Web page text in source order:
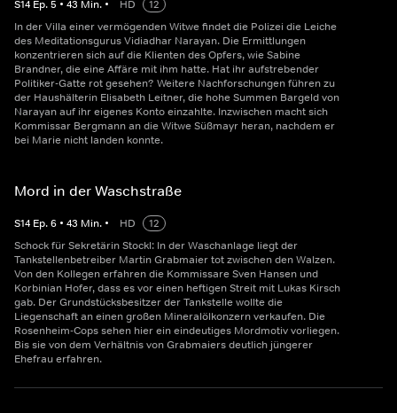
S14 Ep.5 • 43 Min. • HD
12
In der Villa einer vermögenden Witwe findet die Polizei die Leiche
des Meditationsgurus Vidiadhar Narayan. Die Ermittlungen
konzentrieren sich auf die Klienten des Opfers, wie Sabine
Brandner, die eine Affäre mit ihm hatte. Hat ihr aufstrebender
Politiker-Gatte rot gesehen? Weitere Nachforschungen führen zu
der Haushälterin Elisabeth Leitner, die hohe Summen Bargeld von
Narayan auf ihr eigenes Konto einzahlte. Inzwischen macht sich
Kommissar Bergmann an die Witwe Süßmayr heran, nachdem er
bei Marie nicht landen konnte.
Mord in der Waschstraße
S14 Ep.6 • 43 Min. • HD
12
Schock für Sekretärin Stockl: In der Waschanlage liegt der
Tankstellenbetreiber Martin Grabmaier tot zwischen den Walzen.
Von den Kollegen erfahren die Kommissare Sven Hansen und
Korbinian Hofer, dass es vor einen heftigen Streit mit Lukas Kirsch
gab. Der Grundstücksbesitzer der Tankstelle wollte die
Liegenschaft an einen großen Mineralölkonzern verkaufen. Die
Rosenheim-Cops sehen hier ein eindeutiges Mordmotiv vorliegen.
Bis sie von dem Verhältnis von Grabmaiers deutlich jüngerer
Ehefrau erfahren.